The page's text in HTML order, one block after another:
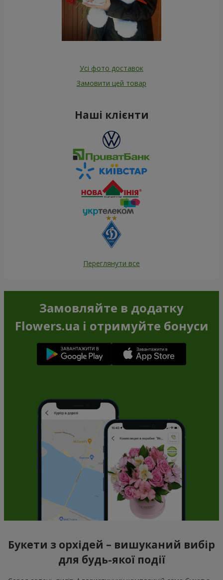
Усі фото доставок
Замовити цей товар
Наші клієнти
Переглянути все
Замовляйте в додатку
Flowers.ua і отримуйте бонуси
Букети з орхідей – вишуканий вибір
для будь-якої події